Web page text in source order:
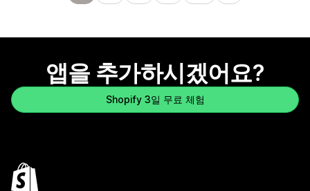
앱을 추가하시겠어요?
Shopify 3일 무료 체험